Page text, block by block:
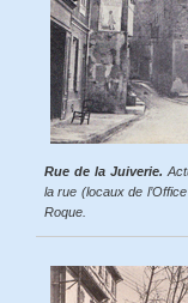
Rue de la Juiverie.
la rue (locaux de
Roque.